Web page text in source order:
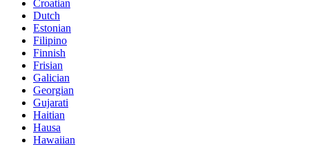
Croatian
Dutch
Estonian
Filipino
Finnish
Frisian
Galician
Georgian
Gujarati
Haitian
Hausa
Hawaiian